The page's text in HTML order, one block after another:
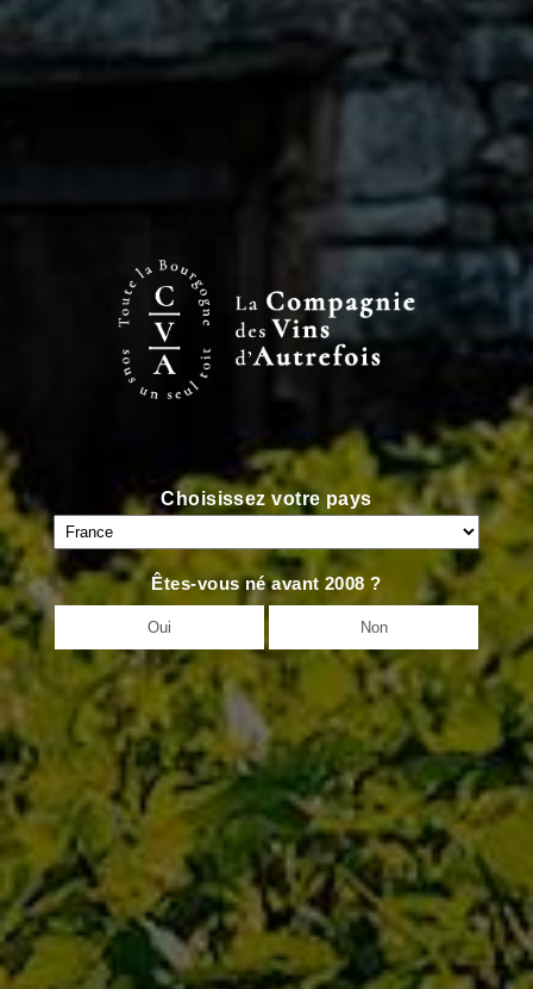
Choisissez votre pays
Êtes-vous né avant 2008 ?
Oui Non
EN SAVOIR PLUS
FLEURIE
5 juin 2019
EN SAVOIR PLUS
MORGON
5 juin 2019
EN SAVOIR PLUS